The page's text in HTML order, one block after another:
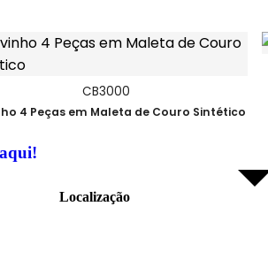
CB3000
4 Peças em Maleta de Couro Sintético
Localização